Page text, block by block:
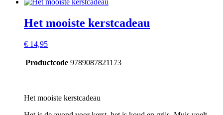
Het mooiste kerstcadeau
€ 14,95
Productcode 9789087821173
Het mooiste kerstcadeau